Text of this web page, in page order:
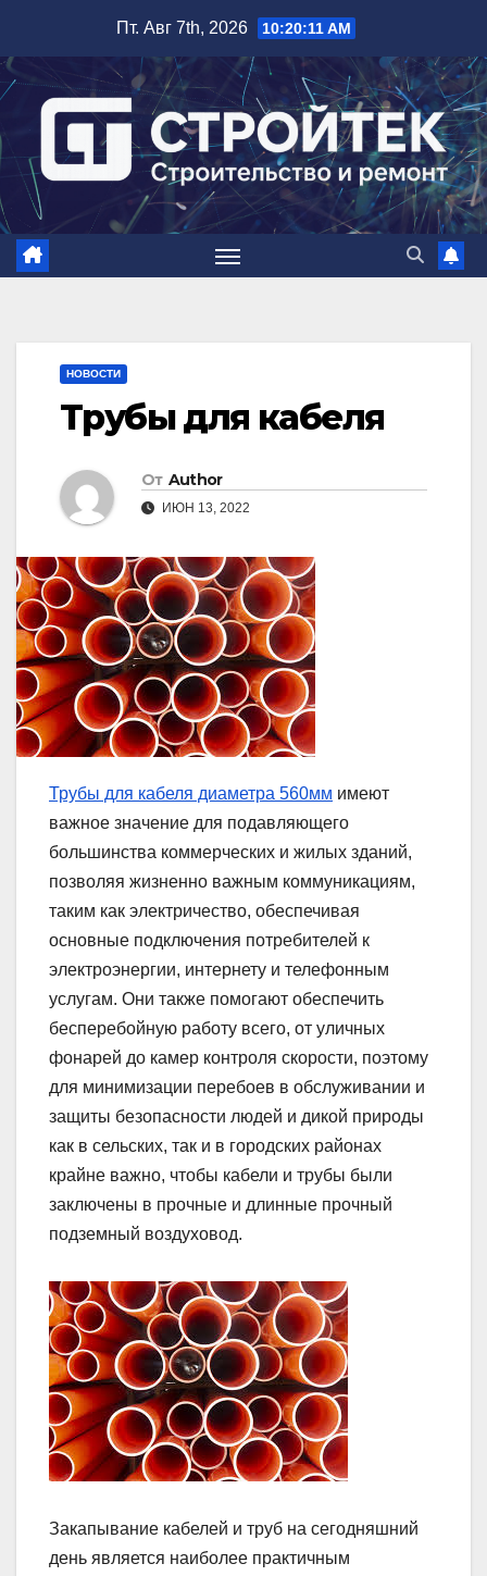
содержимому
Пт. Авг 7th, 2026 10:20:12 AM
НОВОСТИ
Трубы для кабеля
От Author
ИЮН 13, 2022
Трубы для кабеля диаметра 560мм имеют
важное значение для подавляющего
большинства коммерческих и жилых зданий,
позволяя жизненно важным коммуникациям,
таким как электричество, обеспечивая
основные подключения потребителей к
электроэнергии, интернету и телефонным
услугам. Они также помогают обеспечить
бесперебойную работу всего, от уличных
фонарей до камер контроля скорости, поэтому
для минимизации перебоев в обслуживании и
защиты безопасности людей и дикой природы
как в сельских, так и в городских районах
крайне важно, чтобы кабели и трубы были
заключены в прочные и длинные прочный
подземный воздуховод.
Закапывание кабелей и труб на сегодняшний
день является наиболее практичным